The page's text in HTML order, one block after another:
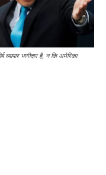
भागीदार है, न कि अमेरिका